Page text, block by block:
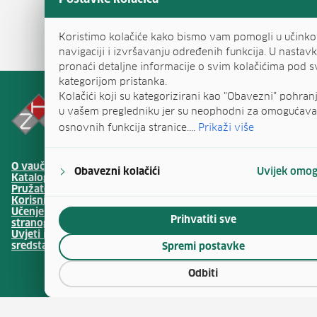
Koristimo kolačiće kako bismo vam pomogli u
navigaciji i izvršavanju određenih funkcija. U
pronaći detaljne informacije o svim kolačićima pod
kategorijom pristanka.
Kolačići koji su kategorizirani kao "Obavezni"
u vašem pregledniku jer su neophodni za
osnovnih funkcija stranice.... Prikaži više
Obavezni kolačići Uvijek
Odbiti
Spremi postavke
Prihvatiti sve
O vaučerima
Katalog vještina
Pružatelji obrazovanja
Korisnički centar
Učenje hrvatskog kao
stranog jezika
Uvjeti i načini korištenja
sredstava
Natječaji za zapošljavanje
(otvara se u
Usluge za poslodavce
Ministarstvo rada,
mirovinskoga sustava,
obitelji i socijalne politike
Upravljanje kolačićima